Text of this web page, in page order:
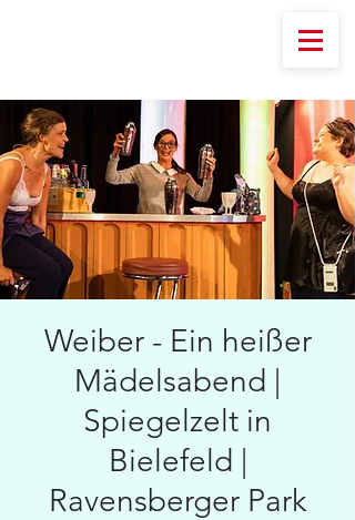
Weiber - Ein heißer
Mädelsabend |
Spiegelzelt in
Bielefeld |
Ravensberger Park